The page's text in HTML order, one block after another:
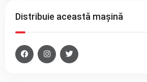
Distribuie această mașină